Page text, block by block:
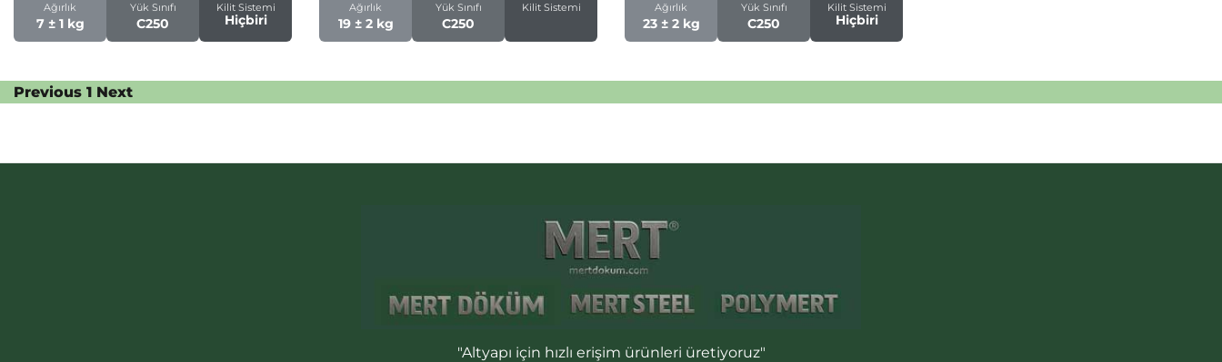
Ağırlık
7 ± 1 kg
Yük Sınıfı
C250
Kilit Sistemi
Hiçbiri
Ağırlık
19 ± 2 kg
Yük Sınıfı
C250
Kilit Sistemi Ağırlık
23 ± 2 kg
Yük Sınıfı
C250
Kilit Sistemi
Hiçbiri
Previous 1 Next
"Altyapı için hızlı erişim ürünleri üretiyoruz"